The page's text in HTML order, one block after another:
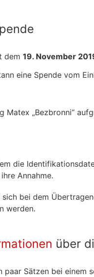
dem 19. November
eine Spende vom
Matex „Bezbronni“
die
Annahme.
bei dem
werden.
über
paar Sätzen bei einem